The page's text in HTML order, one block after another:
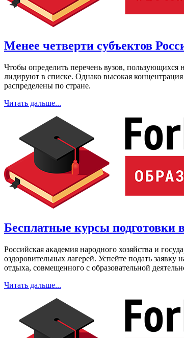
Менее четверти субъектов
Чтобы определить перечень вузов, пользующихся
лидируют в списке. Однако высокая
распределены по стране.
Читать дальше...
Бесплатные курсы
Российская академия народного хозяйства и
оздоровительных лагерей. Успейте подать
отдыха, совмещенного с образовательной
Читать дальше...